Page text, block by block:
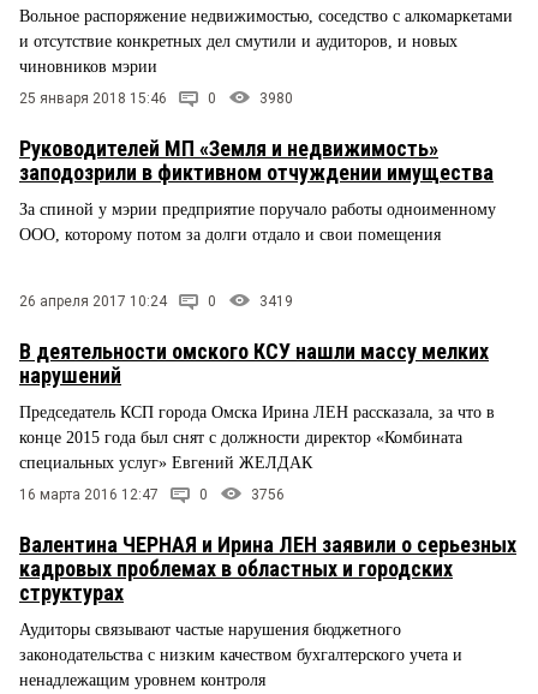
Вольное распоряжение недвижимостью, соседство с алкомаркетами
и отсутствие конкретных дел смутили и аудиторов, и новых
чиновников мэрии
25 января 2018 15:46 0 3980
Руководителей МП «Земля и недвижимость»
заподозрили в фиктивном отчуждении имущества
За спиной у мэрии предприятие поручало работы одноименному
ООО, которому потом за долги отдало и свои помещения
26 апреля 2017 10:24 0 3419
В деятельности омского КСУ нашли массу мелких
нарушений
Председатель КСП города Омска Ирина ЛЕН рассказала, за что в
конце 2015 года был снят с должности директор «Комбината
специальных услуг» Евгений ЖЕЛДАК
16 марта 2016 12:47 0 3756
Валентина ЧЕРНАЯ и Ирина ЛЕН заявили о серьезных
кадровых проблемах в областных и городских
структурах
Аудиторы связывают частые нарушения бюджетного
законодательства с низким качеством бухгалтерского учета и
ненадлежащим уровнем контроля